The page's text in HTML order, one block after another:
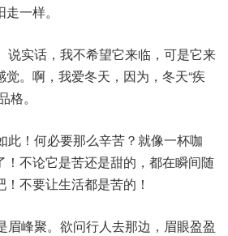
一样。
说实话，我不希望它来临，可是它来
。啊，我爱冬天，因为，冬天“疾
格。
此！何必要那么辛苦？就像一杯咖
！不论它是苦还是甜的，都在瞬间随
不要让生活都是苦的！
眉峰聚。欲问行人去那边，眉眼盈盈